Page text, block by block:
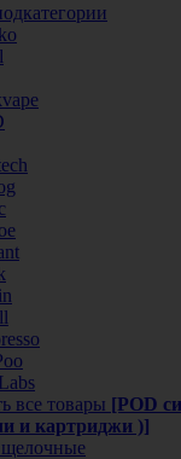
все товары [POD
и картриджи )]